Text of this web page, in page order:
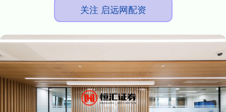
关注 启远网配资